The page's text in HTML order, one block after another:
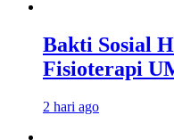
Bakti Sosial
Fisioterapi
2 hari ago